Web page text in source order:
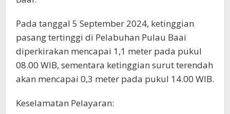
Pada tanggal 5 September 2024, ketinggian
pasang tertinggi di Pelabuhan Pulau Baai
diperkirakan mencapai 1,1 meter pada pukul
08.00 WIB, sementara ketinggian surut terendah
akan mencapai 0,3 meter pada pukul 14.00 WIB.
Keselamatan Pelayaran: